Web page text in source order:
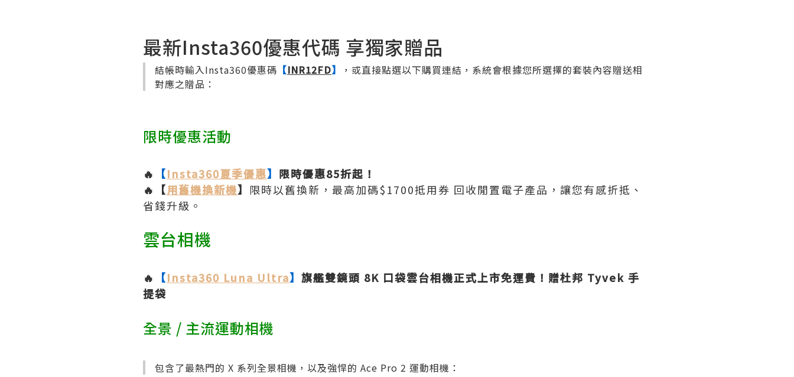
最新Insta360優惠代碼 享獨家贈品
結帳時輸入Insta360優惠碼 【INR12FD】
，或直接點選以下購買連結，系統會根據您所選擇的套裝內容贈送相
對應之贈品：
限時優惠活動
🔥 【Insta360夏季優惠】 限時優惠85折起！
🔥【用舊機換新機】 限時以舊換新，最高加碼$1700抵用券 回收閒置電子產品，讓您有感折抵、
省錢升級。
雲台相機
🔥 【Insta360 Luna Ultra】 旗艦雙鏡頭 8K 口袋雲台相機正式上市免運費！贈杜邦 Tyvek 手
提袋
全景 / 主流運動相機
包含了最熱門的 X 系列全景相機，以及強悍的 Ace Pro 2 運動相機：